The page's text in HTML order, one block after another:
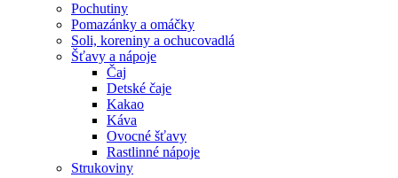
Pochutiny
Pomazánky a omáčky
Soli, koreniny a ochucovadlá
Šťavy a nápoje
Čaj
Detské čaje
Kakao
Káva
Ovocné šťavy
Rastlinné nápoje
Strukoviny